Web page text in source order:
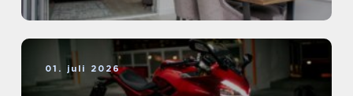
01. juli 2026